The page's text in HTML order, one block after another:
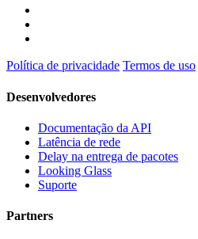
Política de privacidade Termos de uso
Desenvolvedores
Documentação da API
Latência de rede
Delay na entrega de pacotes
Looking Glass
Suporte
Partners